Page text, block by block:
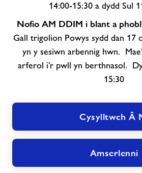
14:00-15:30 a dydd Sul
Nofio AM DDIM i blant a
Gall trigolion Powys sydd dan 17
yn y sesiwn arbennig hwn.
arferol i’r pwll yn berthnasol.
15:30
Cysylltwch Â
Amserlenni